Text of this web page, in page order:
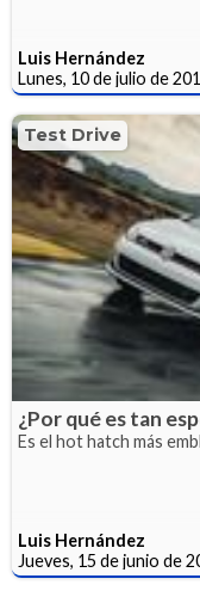
Luis Hernández
Lunes, 10 de julio de
Test Drive
¿Por qué es tan
Es el hot hatch más
Luis Hernández
Jueves, 15 de junio de